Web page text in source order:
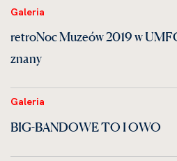
Galeria
retroNoc Muzeów 2019 w
znany
Galeria
BIG-BANDOWE TO I OWO